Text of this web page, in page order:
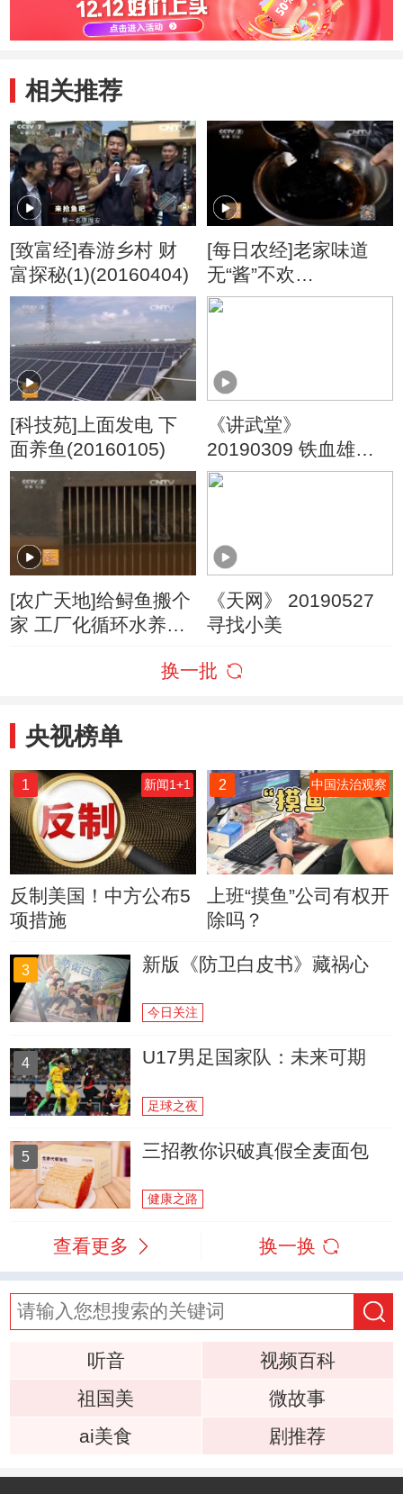
相关推荐
[致富经]春游乡村 财
富探秘(1)(20160404)
[每日农经]老家味道
无“酱”不欢
(20160127)
[科技苑]上面发电 下
面养鱼(20160105)
《讲武堂》
20190309 铁血雄师
兴亡史鉴（二） 从“万
[农广天地]给鲟鱼搬个
家 工厂化循环水养鲟
《天网》 20190527
寻找小美
换一批
央视榜单
1 新闻1+1
反制美国！中方公布5
项措施
2 中国法治观察
上班“摸鱼”公司有权开
除吗？
3 新版《防卫白皮书》藏祸心
今日关注
4 U17男足国家队：未来可期
足球之夜
5 三招教你识破真假全麦面包
健康之路
查看更多 换一换
听音
视频百科
祖国美
微故事
ai美食
剧推荐